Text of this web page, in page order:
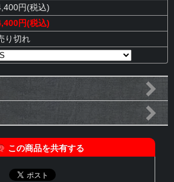
円(税込)
円(税込)
り切れ
この商品を共有する